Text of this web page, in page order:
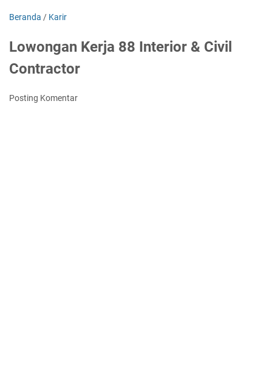
Beranda / Karir
Lowongan Kerja 88 Interior & Civil
Contractor
Posting Komentar